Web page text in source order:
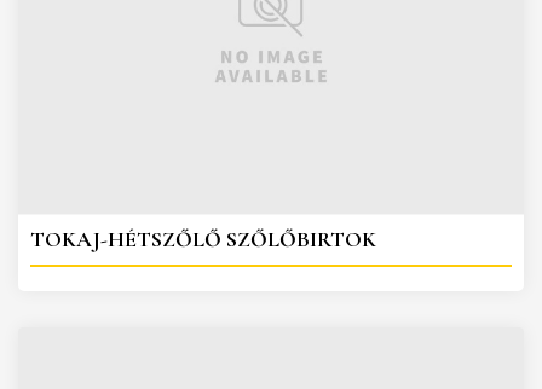
TOKAJ-HÉTSZŐLŐ SZŐLŐBIRTOK